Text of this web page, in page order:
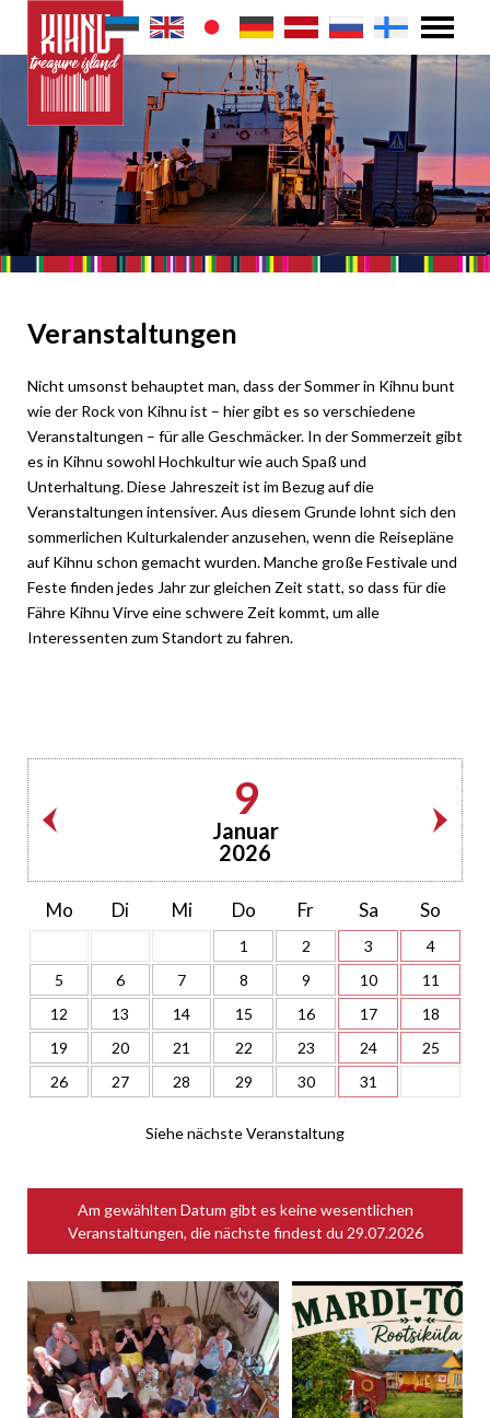
Veranstaltungen
Nicht umsonst behauptet man, dass der Sommer in Kihnu bunt
wie der Rock von Kihnu ist – hier gibt es so verschiedene
Veranstaltungen – für alle Geschmäcker. In der Sommerzeit gibt
es in Kihnu sowohl Hochkultur wie auch Spaß und
Unterhaltung. Diese Jahreszeit ist im Bezug auf die
Veranstaltungen intensiver. Aus diesem Grunde lohnt sich den
sommerlichen Kulturkalender anzusehen, wenn die Reisepläne
auf Kihnu schon gemacht wurden. Manche große Festivale und
Feste finden jedes Jahr zur gleichen Zeit statt, so dass für die
Fähre Kihnu Virve eine schwere Zeit kommt, um alle
Interessenten zum Standort zu fahren.
9
Januar
2026
Mo Di Mi Do Fr Sa So
1 2 3
4
5
6 7 8 9 10
11
12
13 14 15 16 17
18
19
20 21 22 23 24
25
26
27 28 29 30 31
Siehe nächste Veranstaltung
Am gewählten Datum gibt es keine wesentlichen
Veranstaltungen, die nächste findest du 29.07.2026